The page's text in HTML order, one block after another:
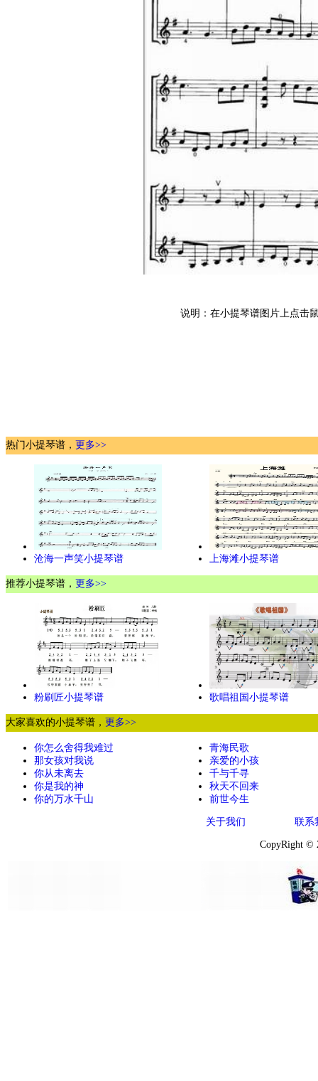
说明：在小提琴谱图片上点击
热门小提琴谱， 更多>>
沧海一声笑小提琴谱 上海滩小提琴谱
推荐小提琴谱， 更多>>
粉刷匠小提琴谱 歌唱祖国小提琴谱
大家喜欢的小提琴谱， 更多>>
你怎么舍得我难过
那女孩对我说
你从未离去
你是我的神
你的万水千山
青海民歌
亲爱的小孩
千与千寻
秋天不回来
前世今生
关于我们 联系
CopyRight ©